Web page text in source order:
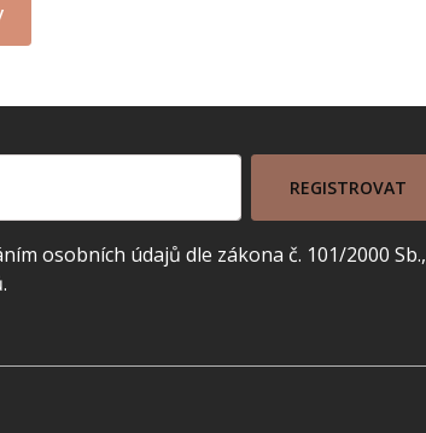
REGISTROVAT
osobních údajů dle zákona č. 101/2000 Sb.,